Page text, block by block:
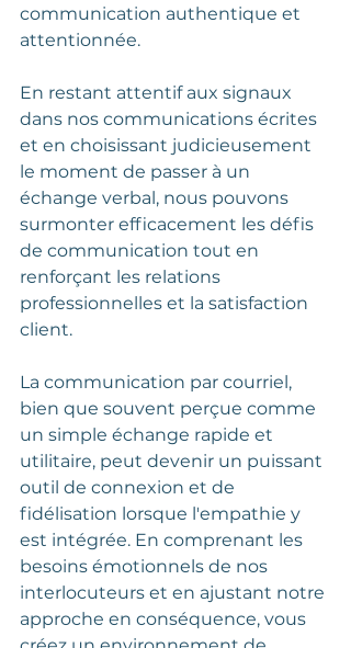
communication authentique et
attentionnée.
En restant attentif aux signaux
dans nos communications écrites
et en choisissant judicieusement
le moment de passer à un
échange verbal, nous pouvons
surmonter efficacement les défis
de communication tout en
renforçant les relations
professionnelles et la satisfaction
client.
La communication par courriel,
bien que souvent perçue comme
un simple échange rapide et
utilitaire, peut devenir un puissant
outil de connexion et de
fidélisation lorsque l'empathie y
est intégrée. En comprenant les
besoins émotionnels de nos
interlocuteurs et en ajustant notre
approche en conséquence, vous